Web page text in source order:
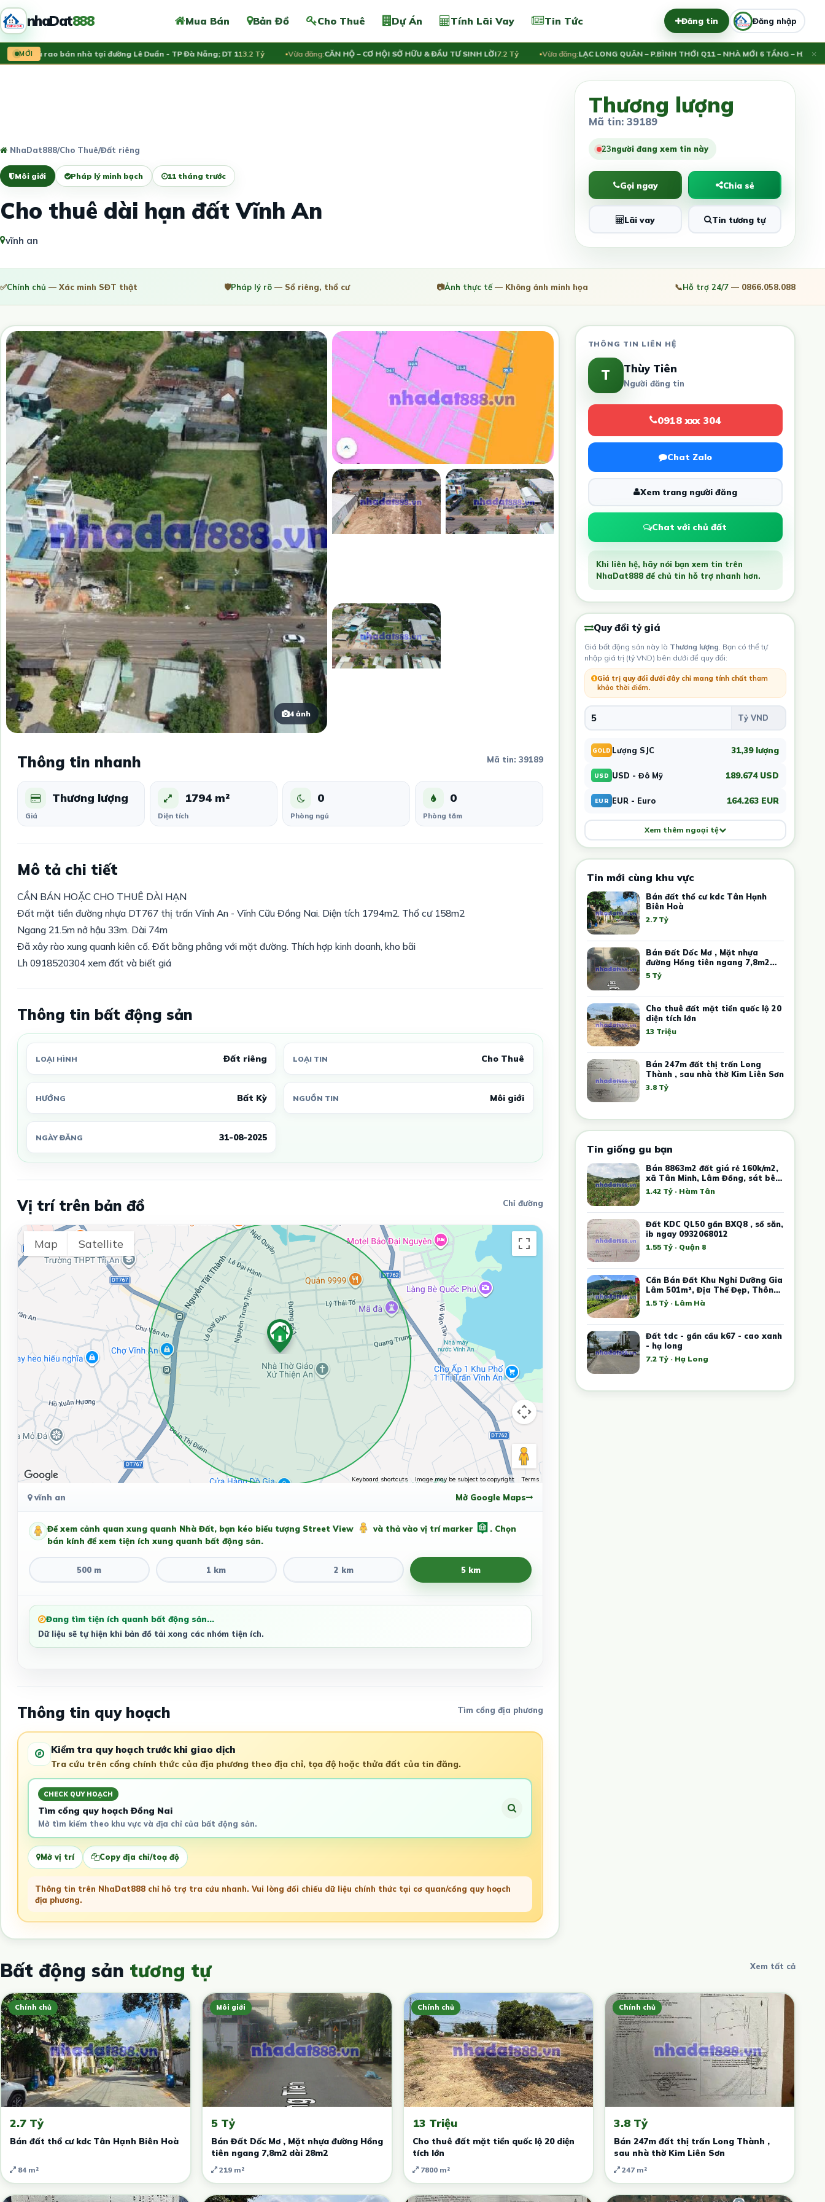
nhaDat888 Mua Bán Bản Đồ Cho Thuê Dự Án Tính Lãi Vay Tin Tức Đăng tin Đăng nhập
MỚI
chủ rao bán nhà tại đường Lê Duẩn - TP Đà Nẵng; DT 113.2 Tỷ Vừa đăng:CĂN HỘ – CƠ HỘI SỞ HỮU & ĐẦU TƯ SINH LỜI7.2 Tỷ Vừa đăng:LẠC LONG QUÂN – P.BÌNH THỚI Q11 – NHÀ MỚI 6 TẦNG – HXH – C 9.6
×
NhaDat888/Cho Thuê/Đất riêng
Môi giới Pháp lý minh bạch 11 tháng trước
Cho thuê dài hạn đất Vĩnh An
vĩnh an
Thương lượng
Mã tin: 39189
23người đang xem tin này
Gọi ngay Chia sẻ
Lãi vay Tin tương tự
✅Chính chủ — Xác minh SĐT thật 🛡️Pháp lý rõ — Sổ riêng, thổ cư 📷Ảnh thực tế— Không ảnh minh họa 📞Hỗ trợ 24/7 — 0866.058.088
4 ảnh
Thông tin nhanh Mã tin: 39189
Thương lượng
Giá
1794 m²
Diện tích
0
Phòng ngủ
0
Phòng tắm
Mô tả chi tiết
CẦN BÁN HOẶC CHO THUÊ DÀI HẠN
Đất mặt tiền đường nhựa DT767 thị trấn Vĩnh An - Vĩnh Cữu Đồng Nai. Diện tích 1794m2. Thổ cư 158m2
Ngang 21.5m nở hậu 33m. Dài 74m
Đã xây rào xung quanh kiên cố. Đất bằng phẳng với mặt đường. Thích hợp kinh doanh, kho bãi
Lh 0918520304 xem đất và biết giá
Thông tin bất động sản
LOẠI HÌNH Đất riêng LOẠI TIN Cho Thuê
HƯỚNG Bất Kỳ NGUỒN TIN Môi giới
NGÀY ĐĂNG 31-08-2025
Vị trí trên bản đồ Chỉ đường
Map Satellite
Keyboard shortcuts Image may be subject to copyright Terms
vĩnh an Mở Google Maps
Để xem cảnh quan xung quanh Nhà Đất, bạn kéo biểu tượng Street View và thả vào vị trí marker
. Chọn
bán kính để xem tiện ích xung quanh bất động sản.
500 m 1 km 2 km 5 km
Đang tìm tiện ích quanh bất động sản...
Dữ liệu sẽ tự hiện khi bản đồ tải xong các nhóm tiện ích.
Thông tin quy hoạch Tìm cổng địa phương
Kiểm tra quy hoạch trước khi giao dịch
Tra cứu trên cổng chính thức của địa phương theo địa chỉ, tọa độ hoặc thửa đất của tin đăng.
CHECK QUY HOẠCH
Tìm cổng quy hoạch Đồng Nai
Mở tìm kiếm theo khu vực và địa chỉ của bất động sản.
Mở vị trí Copy địa chỉ/toạ độ
Thông tin trên NhaDat888 chỉ hỗ trợ tra cứu nhanh. Vui lòng đối chiếu dữ liệu chính thức tại cơ quan/cổng quy hoạch
địa phương.
THÔNG TIN LIÊN HỆ
T Thùy Tiên
Người đăng tin
0918 xxx 304
Chat Zalo
Xem trang người đăng
Chat với chủ đất
Khi liên hệ, hãy nói bạn xem tin trên
NhaDat888 để chủ tin hỗ trợ nhanh hơn.
Quy đổi tỷ giá
Giá bất động sản này là Thương lượng . Bạn có thể tự
nhập giá trị (tỷ VND) bên dưới để quy đổi:
Giá trị quy đổi dưới đây chỉ mang tính chất tham
khảo thời điểm.
GOLD Lượng SJC 31,39 lượng
USD USD - Đô Mỹ 189.674 USD
EUR EUR - Euro 164.263 EUR
Xem thêm ngoại tệ
Tin mới cùng khu vực
Bán đất thổ cư kdc Tân Hạnh
Biên Hoà
2.7 Tỷ
Bán Đất Dốc Mơ , Mặt nhựa
đường Hồng tiên ngang 7,8m2
dài 28m2
5 Tỷ
Cho thuê đất mặt tiền quốc lộ 20
diện tích lớn
13 Triệu
Bán 247m đất thị trấn Long
Thành , sau nhà thờ Kim Liên Sơn
3.8 Tỷ
Tin giống gu bạn
Bán 8863m2 đất giá rẻ 160k/m2,
xã Tân Minh, Lâm Đồng, sát bên
cao tốc, KCN Tân Đức Sonadezi
1.42 Tỷ · Hàm Tân
Đất KDC QL50 gần BXQ8 , sổ sẵn,
ib ngay 0932068012
1.55 Tỷ · Quận 8
Cần Bán Đất Khu Nghỉ Dưỡng Gia
Lâm 501m², Địa Thế Đẹp, Thông
Xanh Bao Quanh
1.5 Tỷ · Lâm Hà
Đất tdc - gần cầu k67 - cao xanh
- hạ long
7.2 Tỷ · Hạ Long
Bất động sản tương tự Xem tất cả
Chính chủ
2.7 Tỷ
Bán đất thổ cư kdc Tân Hạnh Biên Hoà
84 m²
Môi giới
5 Tỷ
Bán Đất Dốc Mơ , Mặt nhựa đường Hồng
tiên ngang 7,8m2 dài 28m2
219 m²
Chính chủ
13 Triệu
Cho thuê đất mặt tiền quốc lộ 20 diện
tích lớn
7800 m²
Chính chủ
3.8 Tỷ
Bán 247m đất thị trấn Long Thành ,
sau nhà thờ Kim Liên Sơn
247 m²